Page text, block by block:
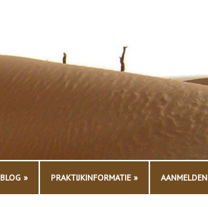
BLOG PRAKTIJKINFORMATIE AANMELDEN